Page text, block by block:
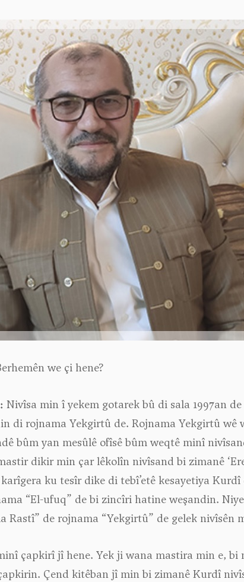
we çi hene?
Nivîsa min î yekem gotarek bû di sala 1997an
di rojnama Yekgirtû de. Rojnama Yekgirtû
bûm yan mesûlê ofîsê bûm weqtê minî
dikir min çar lêkolîn nivîsand bi zimanê
ku tesîr dike di tebî’etê kesayetiya
“El-ufuq” de bi zincîri hatine weşandin.
Rastî” de rojnama “Yekgirtû” de gelek
çapkirî jî hene. Yek ji wana mastira min e, bi
Çend kitêban jî min bi zimanê Kurdî